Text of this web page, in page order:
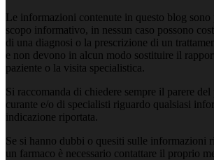
Le informazioni contenute in questo blog sono
scopo informativo, in nessun caso possono
di una diagnosi o la prescrizione di un
e non devono in alcun modo sostituire il
paziente o la visita specialistica.
Si raccomanda di chiedere sempre il parere
curante e/o di specialisti riguardo qualsiasi
indicazione riportata.
Se si hanno dubbi o quesiti sulle informazioni
un farmaco è necessario contattare il proprio